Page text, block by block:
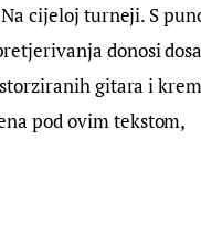
Na cijeloj turneji. S
donosi
gitara i
pod ovim tekstom,